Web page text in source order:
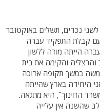
נכדים, תשלים באוקטובר
קבלת התפקיד עברה
הייתה מורה ללשון
והקימה את בית
במשך תקופה ארוכה
היחידה בארץ שהייתה
החינוך", היא מתגאה.
שהשנה אין עלייה